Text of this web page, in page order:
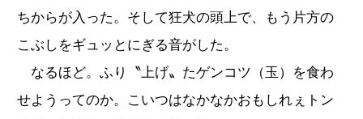
ちからが入った。そして狂犬の頭上で、もう片方の
こぶしをギュッとにぎる音がした。
なるほど。ふり〝上げ〟たゲンコツ（玉）を食わ
せようってのか。こいつはなかなかおもしれぇトン